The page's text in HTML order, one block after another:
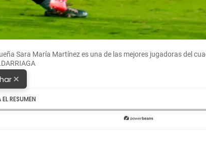
Sara María Martínez es una de las mejores jugadoras del
×
RESUMEN